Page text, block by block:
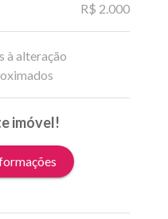
R$ 2.000
à alteração
imóvel!